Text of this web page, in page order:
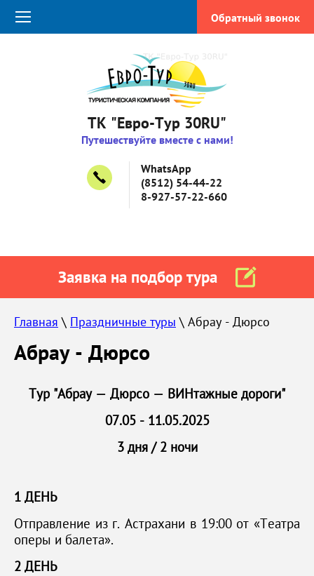
ТК "Евро-Тур 30RU"
Путешествуйте вместе с нами!
WhatsApp
(8512) 54-44-22
8-927-57-22-660
Обратный звонок
Заявка на подбор тура
Главная \ Праздничные туры \ Абрау - Дюрсо
Абрау - Дюрсо
Тур "Абрау — Дюрсо — ВИНтажные дороги"
07.05 - 11.05.2025
3 дня / 2 ночи
1 ДЕНЬ
Отправление из г. Астрахани в 19:00 от «Театра
оперы и балета».
2 ДЕНЬ